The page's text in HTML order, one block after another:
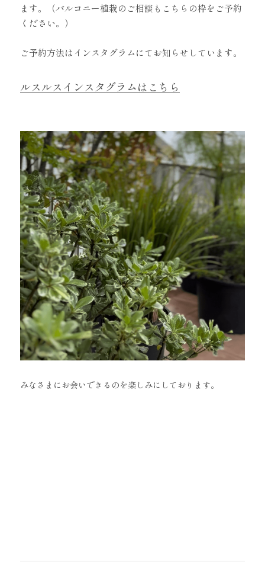
ます。（バルコニー植栽のご相談もこちらの枠をご予約
ください。）
ご予約方法はインスタグラムにてお知らせしています。
ルスルスインスタグラムはこちら
みなさまにお会いできるのを楽しみにしております。